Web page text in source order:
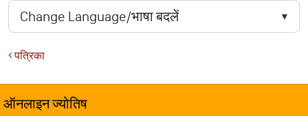
पत्रिका
ऑनलाइन ज्योतिष